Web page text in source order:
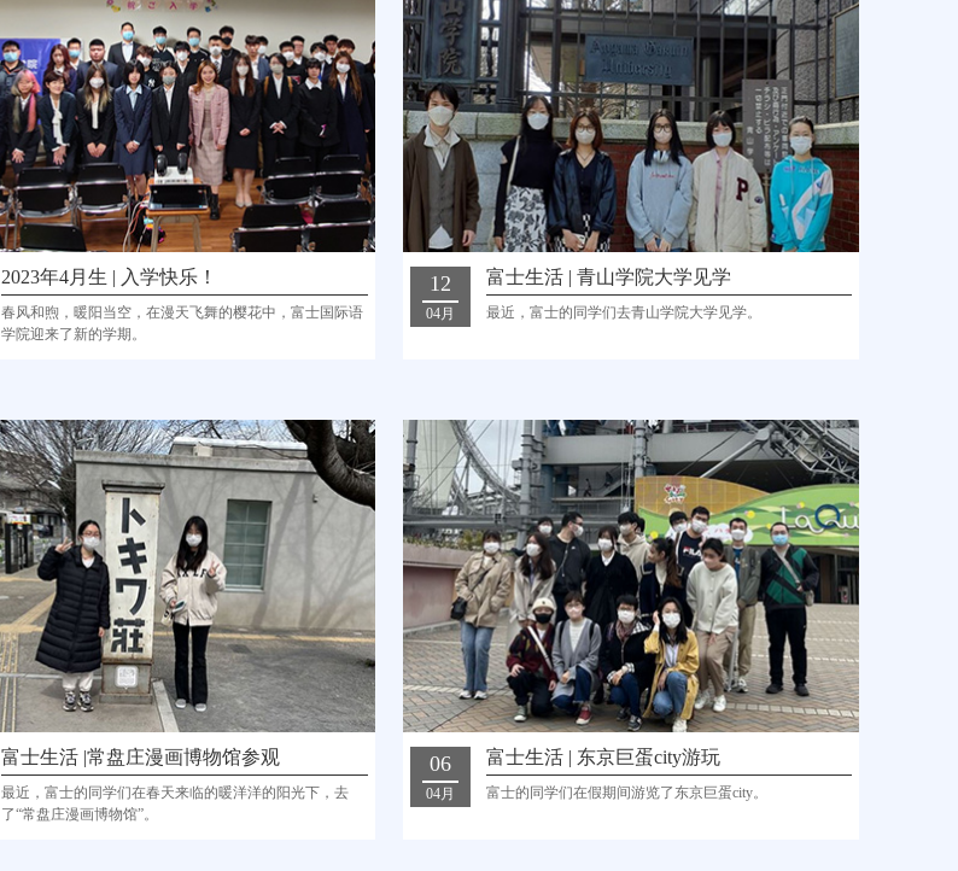
2023年4月生 | 入学快乐！
春风和煦，暖阳当空，在漫天飞舞的樱花中，富士国际语
学院迎来了新的学期。
12
04月
富士生活 | 青山学院大学见学
最近，富士的同学们去青山学院大学见学。
富士生活 |常盘庄漫画博物馆参观
最近，富士的同学们在春天来临的暖洋洋的阳光下，去
了“常盘庄漫画博物馆”。
06
04月
富士生活 | 东京巨蛋city游玩
富士的同学们在假期间游览了东京巨蛋city。